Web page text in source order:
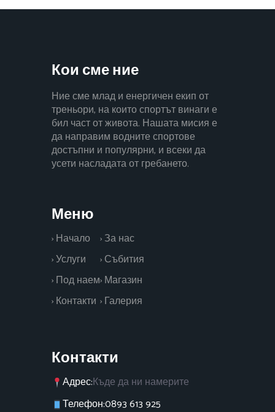
Кои сме ние
Ние сме млад и енергичен екип от
треньори, на които спортът винаги е
бил част от живота. Нашата мисия е
да направим водните спортове
достъпни и популярни, и всеки да
усети насладата от гребането.
Меню
› Начало
› Услуги
› Под наем
› Контакти
› За нас
› Събития
› Магазин
› Галерия
Контакти
Адрес:Къде да ни намерите
Телефон:0893 613 925